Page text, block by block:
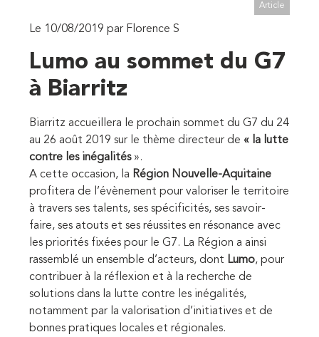
Article
Le 10/08/2019 par Florence S
Lumo au sommet du G7
à Biarritz
Biarritz accueillera le prochain sommet du G7 du 24
au 26 août 2019 sur le thème directeur de « la lutte
contre les inégalités».
A cette occasion, la Région Nouvelle-Aquitaine
profitera de l’évènement pour valoriser le territoire
à travers ses talents, ses spécificités, ses savoir-
faire, ses atouts et ses réussites en résonance avec
les priorités fixées pour le G7. La Région a ainsi
rassemblé un ensemble d’acteurs, dont Lumo, pour
contribuer à la réflexion et à la recherche de
solutions dans la lutte contre les inégalités,
notamment par la valorisation d’initiatives et de
bonnes pratiques locales et régionales.